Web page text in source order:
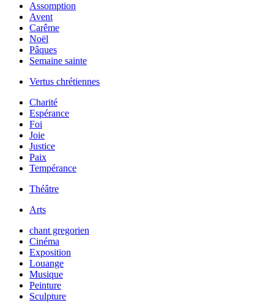
Assomption
Avent
Carême
Noël
Pâques
Semaine sainte
Vertus chrétiennes
Charité
Espérance
Foi
Joie
Justice
Paix
Tempérance
Théâtre
Arts
chant gregorien
Cinéma
Exposition
Louange
Musique
Peinture
Sculpture